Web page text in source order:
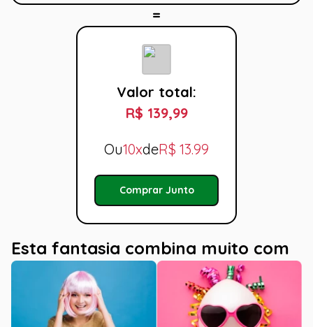
Valor total:
R$ 139,99
Ou10xdeR$ 13.99
Comprar Junto
Esta fantasia combina muito com